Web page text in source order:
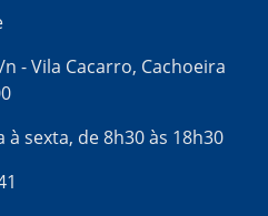
- Vila Cacarro, Cachoeira
sexta, de 8h30 às 18h30